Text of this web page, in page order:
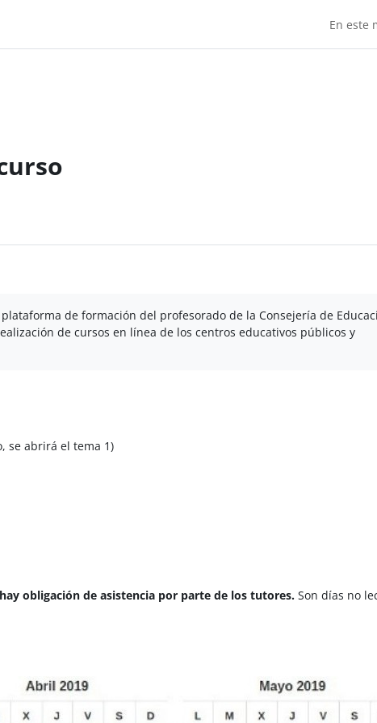
En este
de formación del profesorado de la Consejería de
de cursos en línea de los centros educativos públicos y
se abrirá el tema 1)
obligación de asistencia por parte de los tutores.Son días no